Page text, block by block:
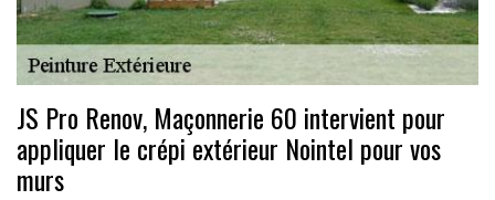
JS Pro Renov, Maçonnerie 60 intervient pour
appliquer le crépi extérieur Nointel pour vos
murs